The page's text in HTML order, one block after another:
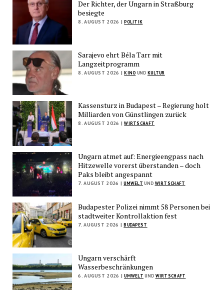
Der Richter, der Ungarn in Straßburg
besiegte
8. AUGUST 2026 | POLITIK
Sarajevo ehrt Béla Tarr mit
Langzeitprogramm
8. AUGUST 2026 | KINO UND KULTUR
Kassensturz in Budapest – Regierung holt
Milliarden von Günstlingen zurück
8. AUGUST 2026 | WIRTSCHAFT
Ungarn atmet auf: Energieengpass nach
Hitzewelle vorerst überstanden – doch
Paks bleibt angespannt
7. AUGUST 2026 | UMWELT UND WIRTSCHAFT
Budapester Polizei nimmt 58 Personen bei
stadtweiter Kontrollaktion fest
7. AUGUST 2026 | BUDAPEST
Ungarn verschärft
Wasserbeschränkungen
6. AUGUST 2026 | UMWELT UND WIRTSCHAFT